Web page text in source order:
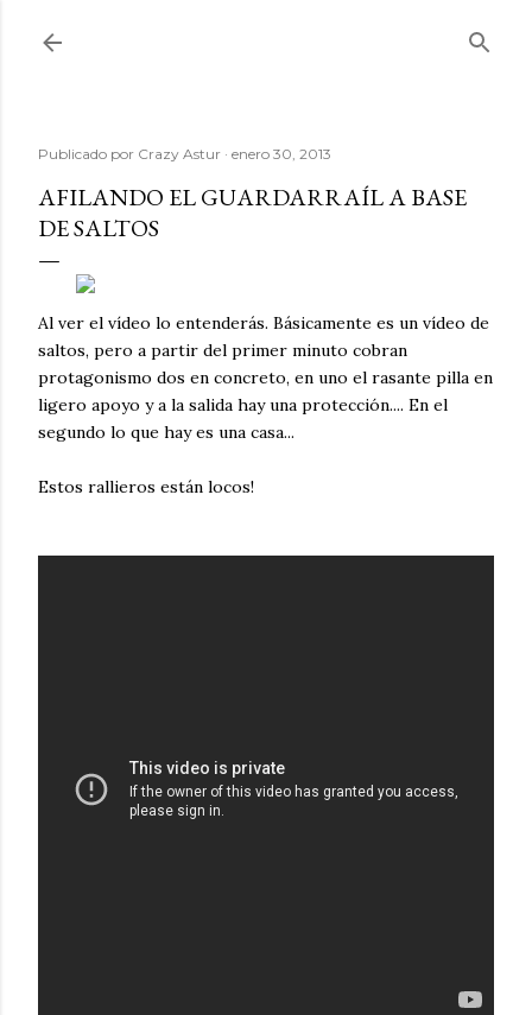
Publicado por Crazy Astur enero 30, 2013
AFILANDO EL GUARDARRAÍL A BASE
DE SALTOS
Al ver el vídeo lo entenderás. Básicamente es un vídeo de
saltos, pero a partir del primer minuto cobran
protagonismo dos en concreto, en uno el rasante pilla en
ligero apoyo y a la salida hay una protección.... En el
segundo lo que hay es una casa...
Estos rallieros están locos!